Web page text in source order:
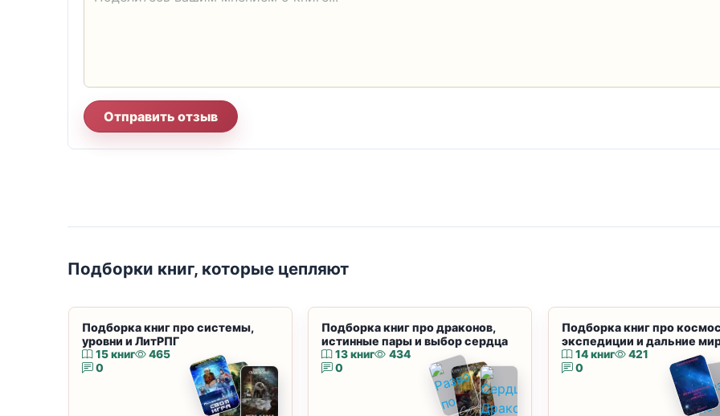
Отправить отзыв
Подборки книг, которые цепляют
Подборка книг про системы,
уровни и ЛитРПГ
15 книг
465
0
Подборка книг про драконов,
истинные пары и выбор сердца
13 книг
434
0
Подборка книг про
экспедиции и дальние
14 книг
421
0